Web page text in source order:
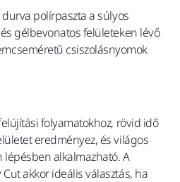
polírpaszta a súlyos
gélbevonatos felületeken lévő
csiszolásnyomok
folyamatokhoz, rövid idő
eredményez, és világos
alkalmazható. A
akkor ideális választás, ha